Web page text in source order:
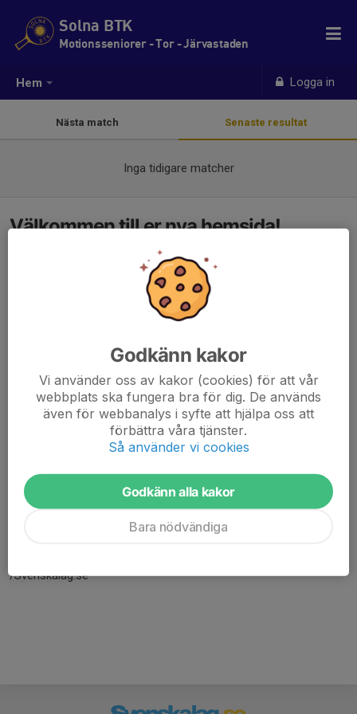
Hem Logga in
Solna BTK
Motionsseniorer - Tor - Järvastaden
Nästa match Senaste resultat
Inga tidigare matcher
Välkommen till er nya hemsida!
Här hamnar automatiskt de senaste nyheterna på hemsidan. För
att kunna börja administrera hemsidan loggar du in högst upp till
/Svenskalag.se
Godkänn kakor
Vi använder oss av kakor (cookies) för att vår
webbplats ska fungera bra för dig. De används
även för webbanalys i syfte att hjälpa oss att
förbättra våra tjänster.
Så använder vi cookies
Godkänn alla kakor
Bara nödvändiga